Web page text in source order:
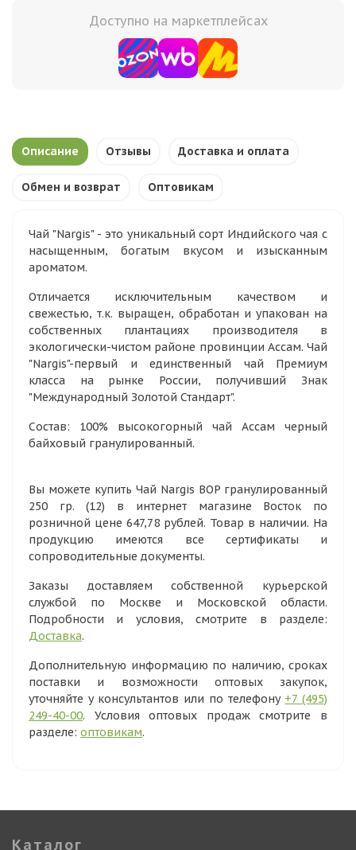
Доступно на маркетплейсах
Описание Отзывы Доставка и оплата
Обмен и возврат Оптовикам
Чай "Nargis" - это уникальный сорт Индийского чая с
насыщенным, богатым вкусом и изысканным
ароматом.
Отличается исключительным качеством и
свежестью, т.к. выращен, обработан и упакован на
собственных плантациях производителя в
экологически-чистом районе провинции Ассам. Чай
"Nargis"-первый и единственный чай Премиум
класса на рынке России, получивший Знак
"Международный Золотой Стандарт".
Состав: 100% высокогорный чай Ассам черный
байховый гранулированный.
Вы можете купить Чай Nargis BOP гранулированный
250 гр. (12) в интернет магазине Восток по
розничной цене 647,78 рублей. Товар в наличии. На
продукцию имеются все сертификаты и
сопроводительные документы.
Заказы доставляем собственной курьерской
службой по Москве и Московской области.
Подробности и условия, смотрите в разделе:
Доставка.
Дополнительную информацию по наличию, сроках
поставки и возможности оптовых закупок,
уточняйте у консультантов или по телефону +7 (495)
249-40-00. Условия оптовых продаж смотрите в
разделе: оптовикам.
Каталог